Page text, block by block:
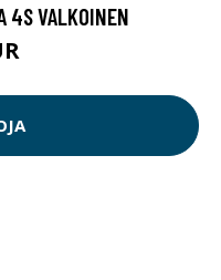
4S VALKOINEN